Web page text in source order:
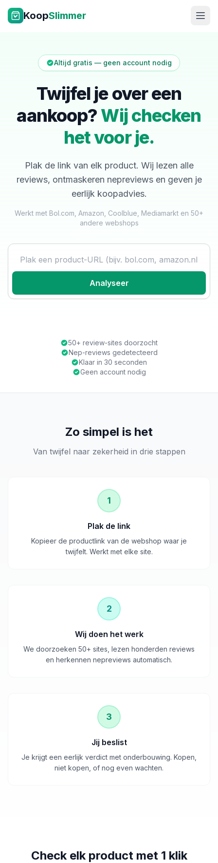
Ga naar inhoud
KoopSlimmer
NL|EN
Altijd gratis — geen account nodig
Twijfel je over een
aankoop? Wij checken
het voor je.
Plak de link van elk product. Wij lezen alle
reviews, ontmaskeren nepreviews en geven je
eerlijk koopadvies.
Werkt met Bol.com, Amazon, Coolblue, Mediamarkt en 50+
andere webshops
Analyseer
50+ review-sites doorzocht
Nep-reviews gedetecteerd
Klaar in 30 seconden
Geen account nodig
Zo simpel is het
Van twijfel naar zekerheid in drie stappen
1
Plak de link
Kopieer de productlink van de webshop waar je
twijfelt. Werkt met elke site.
2
Wij doen het werk
We doorzoeken 50+ sites, lezen honderden reviews
en herkennen nepreviews automatisch.
3
Jij beslist
Je krijgt een eerlijk verdict met onderbouwing. Kopen,
niet kopen, of nog even wachten.
Check elk product met 1 klik